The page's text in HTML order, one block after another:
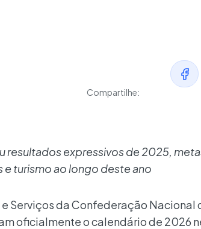
Compartilhe:
expressivos de 2025,
turismo ao longo deste ano
Serviços da Confederação Nacional
oficialmente o calendário de 2026